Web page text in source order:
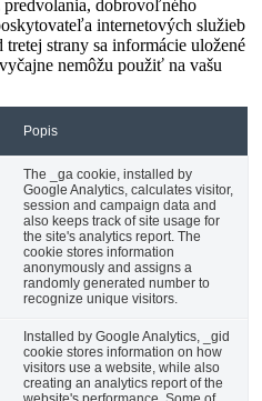
dobrovoľného
internetových služieb
strany sa informácie uložené
nemôžu použiť na vašu
Popis
The _ga cookie, installed by
Google Analytics, calculates visitor,
session and campaign data and
also keeps track of site usage for
the site's analytics report. The
cookie stores information
anonymously and assigns a
randomly generated number to
recognize unique visitors.
Installed by Google Analytics, _gid
cookie stores information on how
visitors use a website, while also
creating an analytics report of the